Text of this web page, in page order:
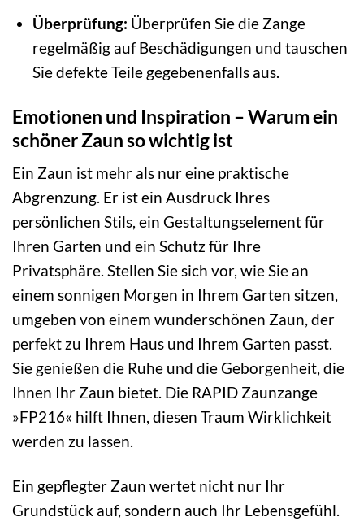
Überprüfung: Überprüfen Sie die Zange
regelmäßig auf Beschädigungen und tauschen
Sie defekte Teile gegebenenfalls aus.
Emotionen und Inspiration – Warum ein
schöner Zaun so wichtig ist
Ein Zaun ist mehr als nur eine praktische
Abgrenzung. Er ist ein Ausdruck Ihres
persönlichen Stils, ein Gestaltungselement für
Ihren Garten und ein Schutz für Ihre
Privatsphäre. Stellen Sie sich vor, wie Sie an
einem sonnigen Morgen in Ihrem Garten sitzen,
umgeben von einem wunderschönen Zaun, der
perfekt zu Ihrem Haus und Ihrem Garten passt.
Sie genießen die Ruhe und die Geborgenheit, die
Ihnen Ihr Zaun bietet. Die RAPID Zaunzange
»FP216« hilft Ihnen, diesen Traum Wirklichkeit
werden zu lassen.
Ein gepflegter Zaun wertet nicht nur Ihr
Grundstück auf, sondern auch Ihr Lebensgefühl.